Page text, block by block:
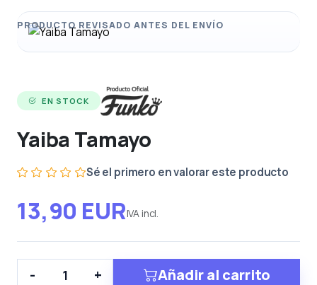
EN STOCK
Yaiba Tamayo
Sé el primero en valorar este producto
13,90 EURIVA incl.
- + Añadir al carrito